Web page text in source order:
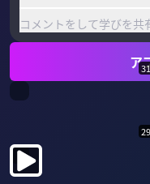
コメントをして学びを共
ア